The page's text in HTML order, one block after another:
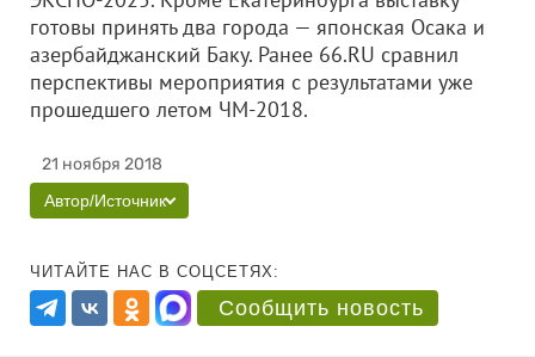
готовы принять два города — японская Осака и
азербайджанский Баку. Ранее 66.RU сравнил
перспективы мероприятия с результатами уже
прошедшего летом ЧМ-2018.
21 ноября 2018
Автор/Источник
ЧИТАЙТЕ НАС В СОЦСЕТЯХ:
Сообщить новость